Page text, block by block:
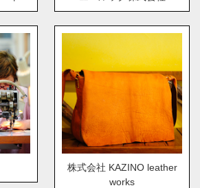
株式会社 KAZINO leather
works